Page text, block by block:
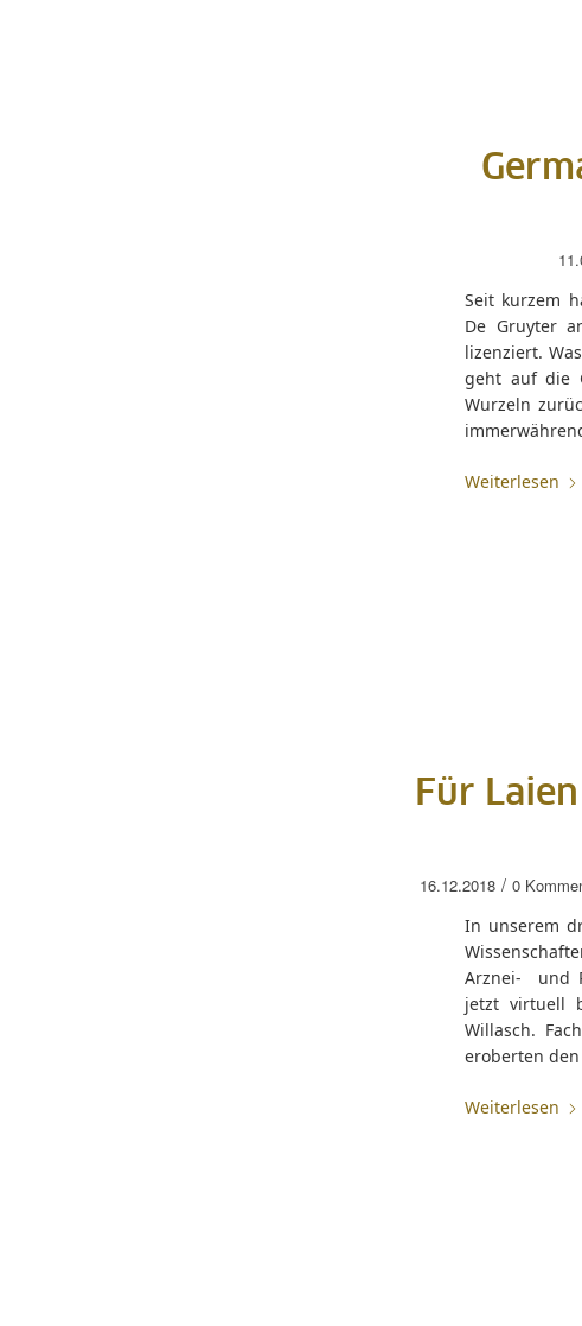
Seit kurzem
De Gruyter
lizenziert.
geht auf die
Wurzeln
Weiterlesen
Für
16.12.2018 / 0
In unserem
Arznei- und
jetzt virtuell
Willasch.
eroberten
Weiterlesen